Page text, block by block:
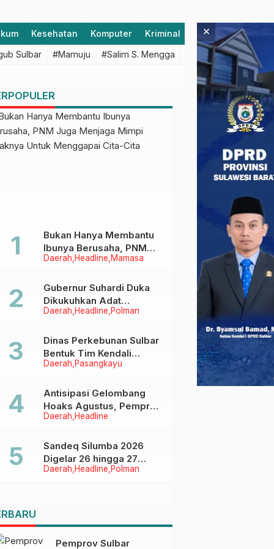
Kesehatan Komputer Kriminal Lifestyle
Sulbar #Mamuju #Salim S. Mengga #featured #Polda
Daerah Headline Mamasa
Bukan Hanya Membantu
Ibunya Berusaha, PNM
Juga Menjaga Mimpi
Menggapai Cita-Cita
Daerah Headline Polman
Gubernur Suhardi Duka
Dikukuhkan Adat
Balanipa, Raih Gelar Sulo
Daerah Pasangkayu
Dinas Perkebunan Sulbar
Bentuk Tim Kendali
Internal ICS untuk Dukung
di Pasangkayu
Daerah Headline
Antisipasi Gelombang
Hoaks Agustus, Pemprov
Sulbar Ajak Warga Jaga
Daerah Headline Polman
Sandeq Silumba 2026
Digelar 26 hingga 27
September, Rangkaian
Pemprov Sulbar
×